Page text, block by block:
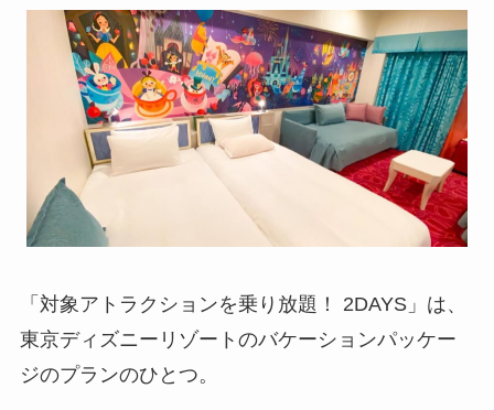
「対象アトラクションを乗り放題！ 2DAYS」は、
東京ディズニーリゾートのバケーションパッケー
ジのプランのひとつ。